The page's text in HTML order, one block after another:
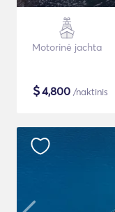
Motorinė jachta
$4,800 /naktinis